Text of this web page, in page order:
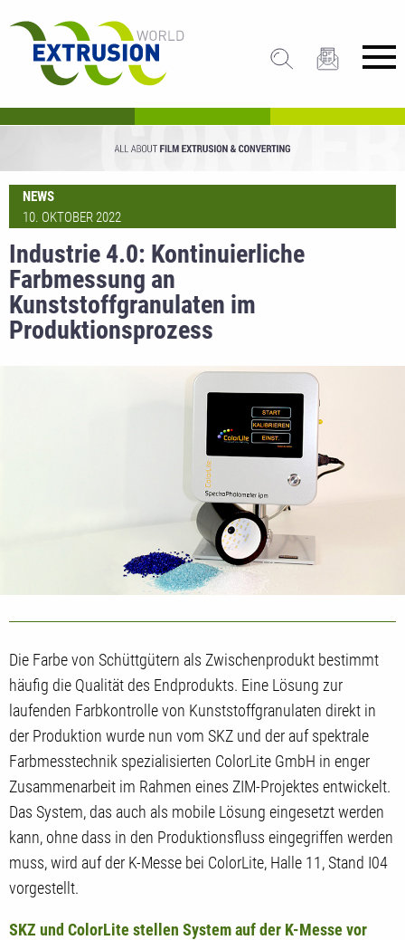
NEWS
10. OKTOBER 2022
Industrie 4.0: Kontinuierliche
Farbmessung an
Kunststoffgranulaten im
Produktionsprozess
Die Farbe von Schüttgütern als Zwischenprodukt bestimmt
häufig die Qualität des Endprodukts. Eine Lösung zur
laufenden Farbkontrolle von Kunststoffgranulaten direkt in
der Produktion wurde nun vom SKZ und der auf spektrale
Farbmesstechnik spezialisierten ColorLite GmbH in enger
Zusammenarbeit im Rahmen eines ZIM-Projektes entwickelt.
Das System, das auch als mobile Lösung eingesetzt werden
kann, ohne dass in den Produktionsfluss eingegriffen werden
muss, wird auf der K-Messe bei ColorLite, Halle 11, Stand I04
vorgestellt.
SKZ und ColorLite stellen System auf der K-Messe vor